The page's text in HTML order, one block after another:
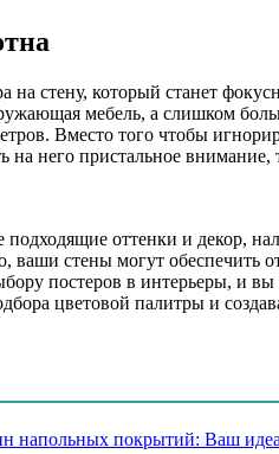
на стену, который станет
мебель, а слишком
Вместо того чтобы
на него пристальное
оттенки и декор,
ваши стены могут обеспечить
постеров в интерьеры, и вы
цветовой палитры и